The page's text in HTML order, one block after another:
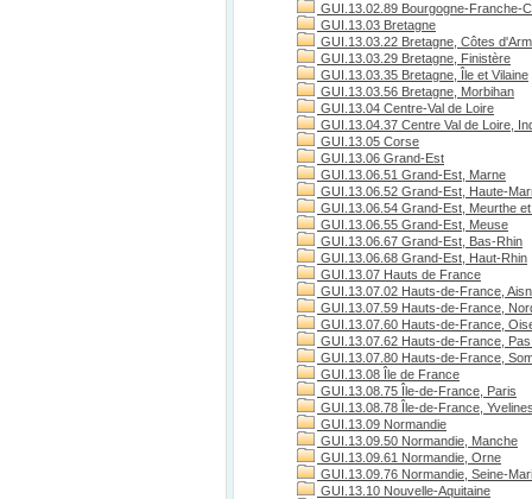
GUI.13.02.89 Bourgogne-Franche-
GUI.13.03 Bretagne
GUI.13.03.22 Bretagne, Côtes
GUI.13.03.29 Bretagne, Finistère
GUI.13.03.35 Bretagne, Île et Vilaine
GUI.13.03.56 Bretagne, Morbihan
GUI.13.04 Centre-Val de Loire
GUI.13.04.37 Centre Val de Loire,
GUI.13.05 Corse
GUI.13.06 Grand-Est
GUI.13.06.51 Grand-Est, Marne
GUI.13.06.52 Grand-Est, Haute-
GUI.13.06.54 Grand-Est, Meurthe
GUI.13.06.55 Grand-Est, Meuse
GUI.13.06.67 Grand-Est, Bas-Rhin
GUI.13.06.68 Grand-Est, Haut-Rhin
GUI.13.07 Hauts de France
GUI.13.07.02 Hauts-de-France,
GUI.13.07.59 Hauts-de-France,
GUI.13.07.60 Hauts-de-France,
GUI.13.07.62 Hauts-de-France,
GUI.13.07.80 Hauts-de-France,
GUI.13.08 Île de France
GUI.13.08.75 Île-de-France, Paris
GUI.13.08.78 Île-de-France,
GUI.13.09 Normandie
GUI.13.09.50 Normandie, Manche
GUI.13.09.61 Normandie, Orne
GUI.13.09.76 Normandie, Seine-
GUI.13.10 Nouvelle-Aquitaine